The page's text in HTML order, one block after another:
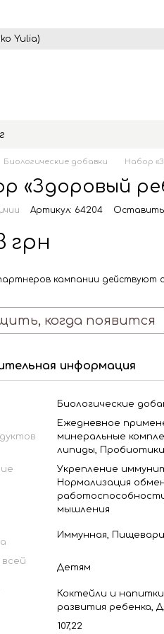
Yulia)
Биологические добавки Набор
«Здоровый
Артикул: 64204
грн
кампании действуют
когда появится
информация
Биологические
Ежедневное
минеральные
липиды,
Укрепление
Нормализация
мышления
Иммунная,
Детям
Коктейли и
развития ребенка,
107,22